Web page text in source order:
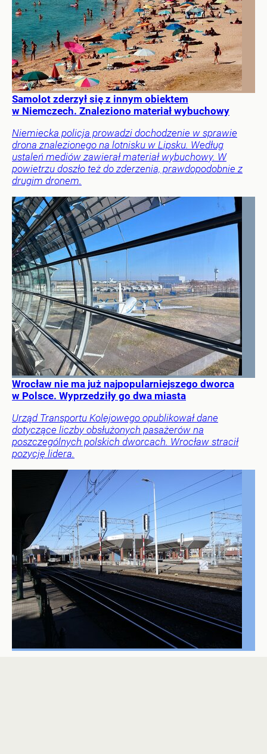
Samolot zderzył się z innym obiektem
w Niemczech. Znaleziono materiał wybuchowy
Niemiecka policja prowadzi dochodzenie w sprawie
drona znalezionego na lotnisku w Lipsku. Według
ustaleń mediów zawierał materiał wybuchowy. W
powietrzu doszło też do zderzenia, prawdopodobnie z
drugim dronem.
Wrocław nie ma już najpopularniejszego dworca
w Polsce. Wyprzedziły go dwa miasta
Urząd Transportu Kolejowego opublikował dane
dotyczące liczby obsłużonych pasażerów na
poszczególnych polskich dworcach. Wrocław stracił
pozycję lidera.